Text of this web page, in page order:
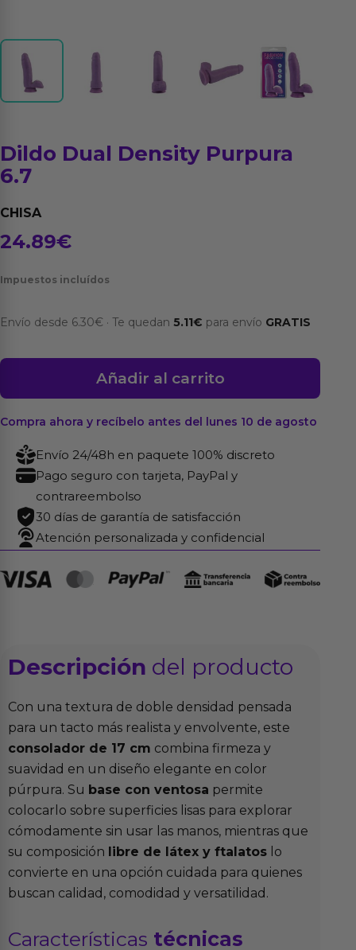
Dildo Dual Density Purpura
6.7
CHISA
24.89€
Impuestos incluídos
Envío desde 6.30€ · Te quedan 5.11€ para envío GRATIS
Dildo
Purpura
6.7
cantidad
Añadir al carrito
Compra ahora y recíbelo antes del lunes 10 de agosto
Envío 24/48h en paquete 100% discreto
Pago seguro con tarjeta, PayPal y
contrareembolso
30 días de garantía de satisfacción
Atención personalizada y confidencial
Descripción del producto
Con una textura de doble densidad pensada
para un tacto más realista y envolvente, este
consolador de 17 cm combina firmeza y
suavidad en un diseño elegante en color
púrpura. Su base con ventosa permite
colocarlo sobre superficies lisas para explorar
cómodamente sin usar las manos, mientras que
su composición libre de látex y ftalatos lo
convierte en una opción cuidada para quienes
buscan calidad, comodidad y versatilidad.
Características técnicas